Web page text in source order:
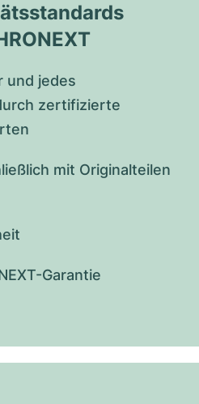
und jedes
zertifizierte
mit Originalteilen
Garantie